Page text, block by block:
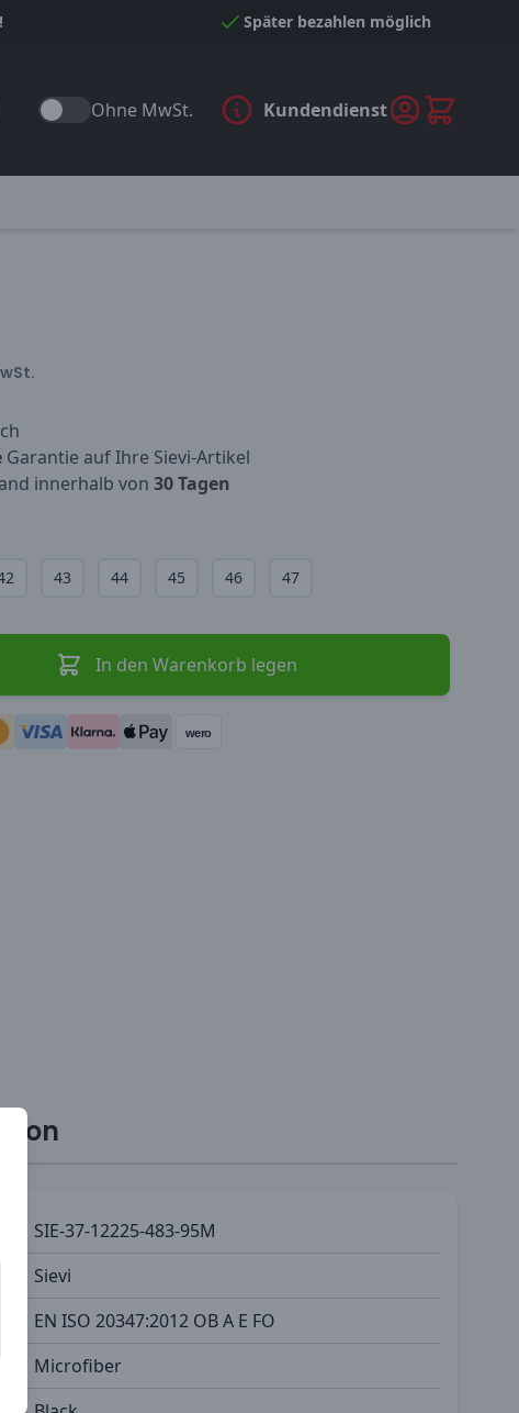
Später bezahlen möglich
Ohne MwSt. Kundendienst
Garantie auf Ihre Sievi-Artikel
innerhalb von 30 Tagen
43 44 45 46 47
In den Warenkorb legen
wero
SIE-37-12225-483-95M
Sievi
EN ISO 20347:2012 OB A E FO
Microfiber